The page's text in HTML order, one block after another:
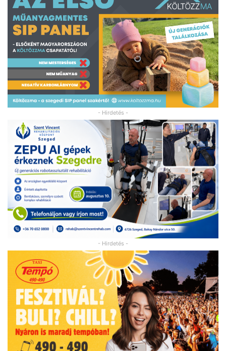
- Hirdetés -
- Hirdetés -